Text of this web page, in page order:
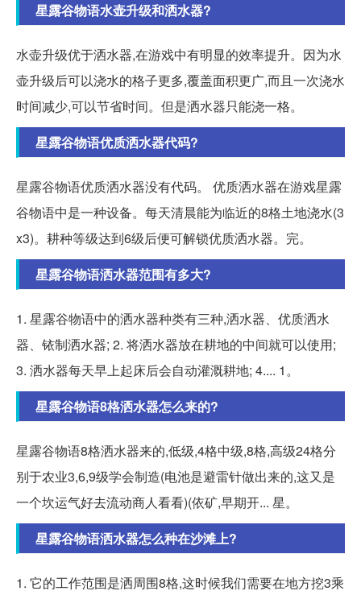
星露谷物语水壶升级和洒水器?
水壶升级优于洒水器,在游戏中有明显的效率提升。因为水
壶升级后可以浇水的格子更多,覆盖面积更广,而且一次浇水
时间减少,可以节省时间。但是洒水器只能浇一格。
星露谷物语优质洒水器代码?
星露谷物语优质洒水器没有代码。 优质洒水器在游戏星露
谷物语中是一种设备。每天清晨能为临近的8格土地浇水(3
x3)。耕种等级达到6级后便可解锁优质洒水器。完。
星露谷物语洒水器范围有多大?
1. 星露谷物语中的洒水器种类有三种,洒水器、优质洒水
器、铱制洒水器; 2. 将洒水器放在耕地的中间就可以使用;
3. 洒水器每天早上起床后会自动灌溉耕地; 4.... 1。
星露谷物语8格洒水器怎么来的?
星露谷物语8格洒水器来的,低级,4格中级,8格,高级24格分
别于农业3,6,9级学会制造(电池是避雷针做出来的,这又是
一个坎运气好去流动商人看看)(依矿,早期开... 星。
星露谷物语洒水器怎么种在沙滩上?
1. 它的工作范围是洒周围8格,这时候我们需要在地方挖3乘